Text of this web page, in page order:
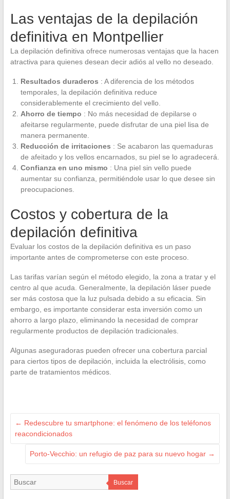
Las ventajas de la depilación
definitiva en Montpellier
La depilación definitiva ofrece numerosas ventajas que la hacen
atractiva para quienes desean decir adiós al vello no deseado.
Resultados duraderos : A diferencia de los métodos
temporales, la depilación definitiva reduce
considerablemente el crecimiento del vello.
Ahorro de tiempo : No más necesidad de depilarse o
afeitarse regularmente, puede disfrutar de una piel lisa de
manera permanente.
Reducción de irritaciones : Se acabaron las quemaduras
de afeitado y los vellos encarnados, su piel se lo agradecerá.
Confianza en uno mismo : Una piel sin vello puede
aumentar su confianza, permitiéndole usar lo que desee sin
preocupaciones.
Costos y cobertura de la
depilación definitiva
Evaluar los costos de la depilación definitiva es un paso
importante antes de comprometerse con este proceso.
Las tarifas varían según el método elegido, la zona a tratar y el
centro al que acuda. Generalmente, la depilación láser puede
ser más costosa que la luz pulsada debido a su eficacia. Sin
embargo, es importante considerar esta inversión como un
ahorro a largo plazo, eliminando la necesidad de comprar
regularmente productos de depilación tradicionales.
Algunas aseguradoras pueden ofrecer una cobertura parcial
para ciertos tipos de depilación, incluida la electrólisis, como
parte de tratamientos médicos.
← Redescubre tu smartphone: el fenómeno de los teléfonos
reacondicionados
Porto-Vecchio: un refugio de paz para su nuevo hogar →
Buscar